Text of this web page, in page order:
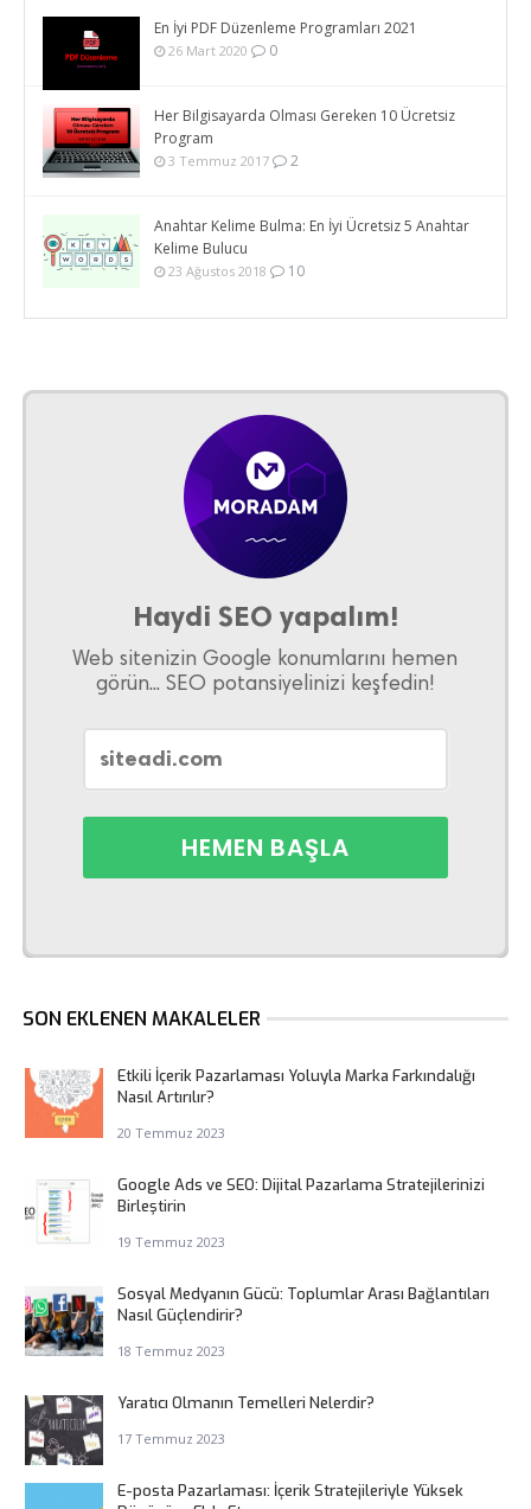
En İyi PDF Düzenleme Programları 2021
26 Mart 2020 0
Her Bilgisayarda Olması Gereken 10 Ücretsiz
Program
3 Temmuz 2017 2
Anahtar Kelime Bulma: En İyi Ücretsiz 5 Anahtar
Kelime Bulucu
23 Ağustos 2018 10
Haydi SEO yapalım!
Web sitenizin Google konumlarını hemen
görün... SEO potansiyelinizi keşfedin!
SON EKLENEN MAKALELER
Etkili İçerik Pazarlaması Yoluyla Marka Farkındalığı
Nasıl Artırılır?
20 Temmuz 2023
Google Ads ve SEO: Dijital Pazarlama Stratejilerinizi
Birleştirin
19 Temmuz 2023
Sosyal Medyanın Gücü: Toplumlar Arası Bağlantıları
Nasıl Güçlendirir?
18 Temmuz 2023
Yaratıcı Olmanın Temelleri Nelerdir?
17 Temmuz 2023
E-posta Pazarlaması: İçerik Stratejileriyle Yüksek